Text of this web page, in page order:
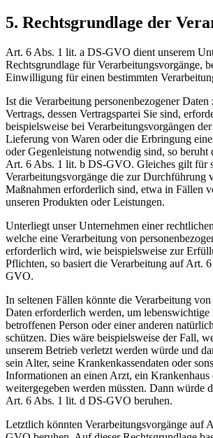
5. Rechtsgrundlage der
Art. 6 Abs. 1 lit. a DS-GVO dient unserem
Rechtsgrundlage für Verarbeitungsvorgänge,
Einwilligung für einen bestimmten
Ist die Verarbeitung personenbezogener
Vertrags, dessen Vertragspartei Sie sind,
beispielsweise bei Verarbeitungsvorgängen
Lieferung von Waren oder die Erbringung
oder Gegenleistung notwendig sind, so beruht
Art. 6 Abs. 1 lit. b DS-GVO. Gleiches gilt für
Verarbeitungsvorgänge die zur Durchführung
Maßnahmen erforderlich sind, etwa in Fällen
unseren Produkten oder Leistungen.
Unterliegt unser Unternehmen einer
welche eine Verarbeitung von
erforderlich wird, wie beispielsweise zur
Pflichten, so basiert die Verarbeitung auf Art.
GVO.
In seltenen Fällen könnte die Verarbeitung von
Daten erforderlich werden, um lebenswichtige
betroffenen Person oder einer anderen
schützen. Dies wäre beispielsweise der Fall,
unserem Betrieb verletzt werden würde und
sein Alter, seine Krankenkassendaten oder
Informationen an einen Arzt, ein Krankenhaus
weitergegeben werden müssten. Dann würde
Art. 6 Abs. 1 lit. d DS-GVO beruhen.
Letztlich könnten Verarbeitungsvorgänge auf